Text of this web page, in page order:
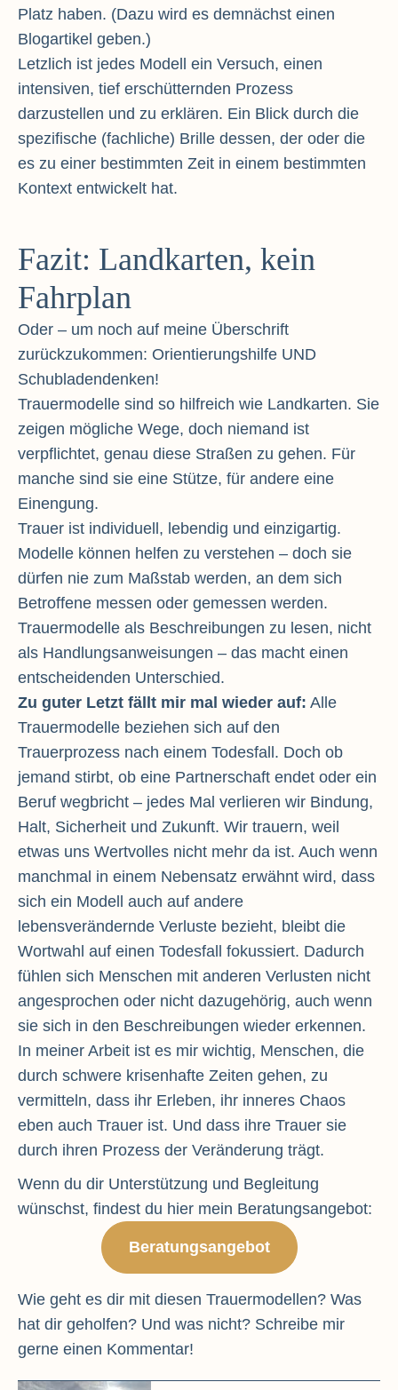
Platz haben. (Dazu wird es demnächst einen
Blogartikel geben.)
Letzlich ist jedes Modell ein Versuch, einen
intensiven, tief erschütternden Prozess
darzustellen und zu erklären. Ein Blick durch die
spezifische (fachliche) Brille dessen, der oder die
es zu einer bestimmten Zeit in einem bestimmten
Kontext entwickelt hat.
Fazit: Landkarten, kein
Fahrplan
Oder – um noch auf meine Überschrift
zurückzukommen: Orientierungshilfe UND
Schubladendenken!
Trauermodelle sind so hilfreich wie Landkarten. Sie
zeigen mögliche Wege, doch niemand ist
verpflichtet, genau diese Straßen zu gehen. Für
manche sind sie eine Stütze, für andere eine
Einengung.
Trauer ist individuell, lebendig und einzigartig.
Modelle können helfen zu verstehen – doch sie
dürfen nie zum Maßstab werden, an dem sich
Betroffene messen oder gemessen werden.
Trauermodelle als Beschreibungen zu lesen, nicht
als Handlungsanweisungen – das macht einen
entscheidenden Unterschied.
Zu guter Letzt fällt mir mal wieder auf: Alle
Trauermodelle beziehen sich auf den
Trauerprozess nach einem Todesfall. Doch ob
jemand stirbt, ob eine Partnerschaft endet oder ein
Beruf wegbricht – jedes Mal verlieren wir Bindung,
Halt, Sicherheit und Zukunft. Wir trauern, weil
etwas uns Wertvolles nicht mehr da ist. Auch wenn
manchmal in einem Nebensatz erwähnt wird, dass
sich ein Modell auch auf andere
lebensverändernde Verluste bezieht, bleibt die
Wortwahl auf einen Todesfall fokussiert. Dadurch
fühlen sich Menschen mit anderen Verlusten nicht
angesprochen oder nicht dazugehörig, auch wenn
sie sich in den Beschreibungen wieder erkennen.
In meiner Arbeit ist es mir wichtig, Menschen, die
durch schwere krisenhafte Zeiten gehen, zu
vermitteln, dass ihr Erleben, ihr inneres Chaos
eben auch Trauer ist. Und dass ihre Trauer sie
durch ihren Prozess der Veränderung trägt.
Wenn du dir Unterstützung und Begleitung
wünschst, findest du hier mein Beratungsangebot:
Beratungsangebot
Wie geht es dir mit diesen Trauermodellen? Was
hat dir geholfen? Und was nicht? Schreibe mir
gerne einen Kommentar!